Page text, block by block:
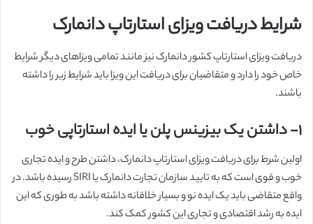
شرایط دریافت ویزای استارتاپ دانمارک
دریافت ویزای استارتاپ کشور دانمارک نیز مانند تمامی ویزاهای دیگر شرایط
خاص خود را دارد و متقاضیان برای دریافت این ویزا باید شرایط زیر را داشته
باشند.
۱- داشتن یک بیزینس پلن یا ایده استارتاپی خوب
اولین شرط برای دریافت ویزای استارتاپ دانمارک، داشتن طرح و ایده تجاری
خوب و قوی است که به تایید سازمان تجارت دانمارک یا SIRI رسیده باشد. در
واقع متقاضی باید یک ایده نو و بسیار خلاقانه داشته باشد به طوری که این
ایده به رشد اقتصادی و تجاری این کشور کمک کند.